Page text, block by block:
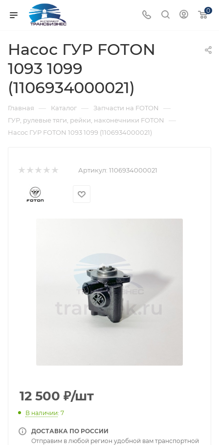
0
Насос ГУР FOTON
1093 1099
(1106934000021)
Главная — Каталог — Запчасти на FOTON —
ГУР, рулевые тяги, рейки, наконечники FOTON —
Насос ГУР FOTON 1093 1099 (1106934000021)
Артикул: 1106934000021
12 500 ₽/шт
В наличии: 7
ДОСТАВКА ПО РОССИИ
Отправим в любой регион удобной вам транспортной